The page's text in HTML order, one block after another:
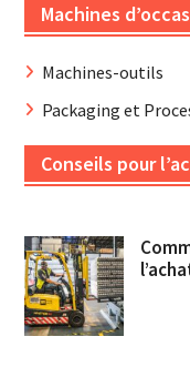
Machines
Machines-outils
Packaging et
Conseils pour